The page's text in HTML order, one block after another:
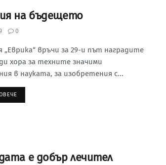
на бъдещето
0
„Еврика“ връчи за 29-и път наградите
хора за техните значими
в науката, за изобретения с...
е добър лечител